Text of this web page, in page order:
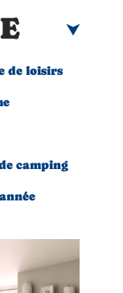
de loisirs
camping